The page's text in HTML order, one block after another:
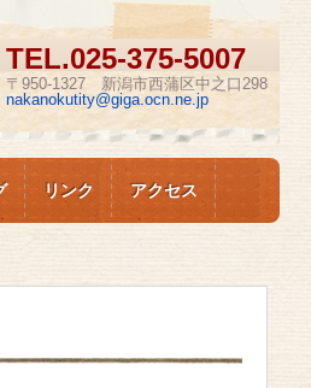
TEL.025-375-5007
〒950-1327 新潟市西蒲区中之口298
nakanokutity@giga.ocn.ne.jp
リンク アクセス